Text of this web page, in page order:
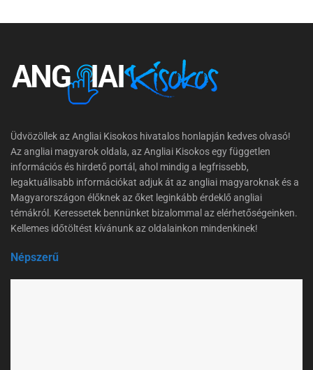
Üdvözöllek az Angliai Kisokos hivatalos honlapján kedves olvasó!
Az angliai magyarok oldala, az Angliai Kisokos egy független
információs és hirdető portál, ahol mindig a legfrissebb,
legaktuálisabb információkat adjuk át az angliai magyaroknak és a
Magyarországon élőknek az őket leginkább érdeklő angliai
témákról. Keressetek bennünket bizalommal az elérhetőségeinken.
Kellemes időtöltést kívánunk az oldalainkon mindenkinek!
Népszerű